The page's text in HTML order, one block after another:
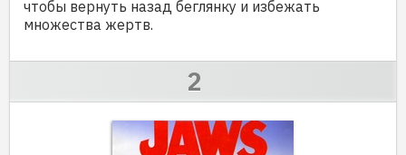
чтобы вернуть назад беглянку и избежать
множества жертв.